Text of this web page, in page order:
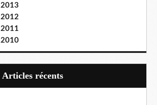
2013
2012
2011
2010
articles récents